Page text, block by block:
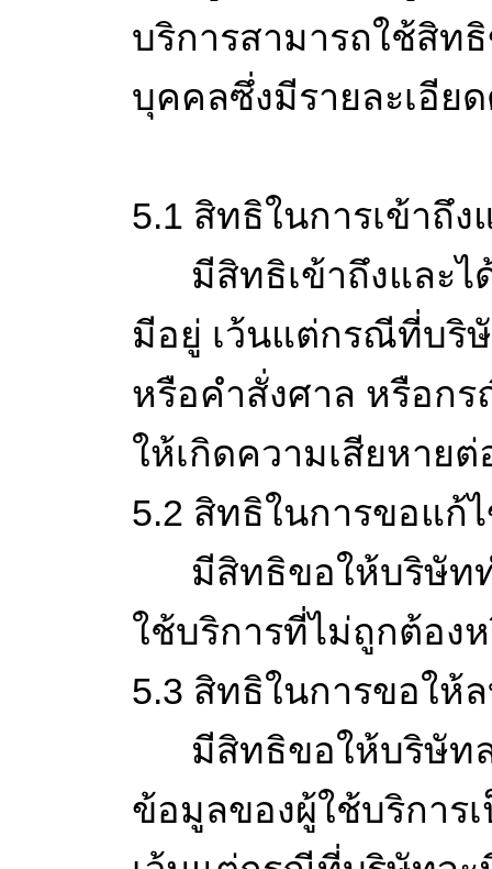
บริการสามารถใช้สิท
บุคคลซึ่งมีรายละเอีย
5.1 สิทธิในการเข้าถึ
มีสิทธิเข้าถึงและไ
มีอยู่ เว้นแต่กรณีที่บริ
หรือคำสั่งศาล หรือก
ให้เกิดความเสียหาย
5.2 สิทธิในการขอแก้
มีสิทธิขอให้บริษัทท
ใช้บริการที่ไม่ถูกต้อง
5.3 สิทธิในการขอให้
มีสิทธิขอให้บริษัทล
ข้อมูลของผู้ใช้บริการ